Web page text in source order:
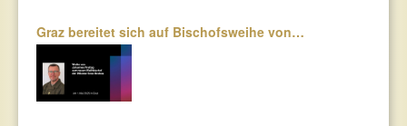
Graz bereitet sich auf Bischofsweihe von…